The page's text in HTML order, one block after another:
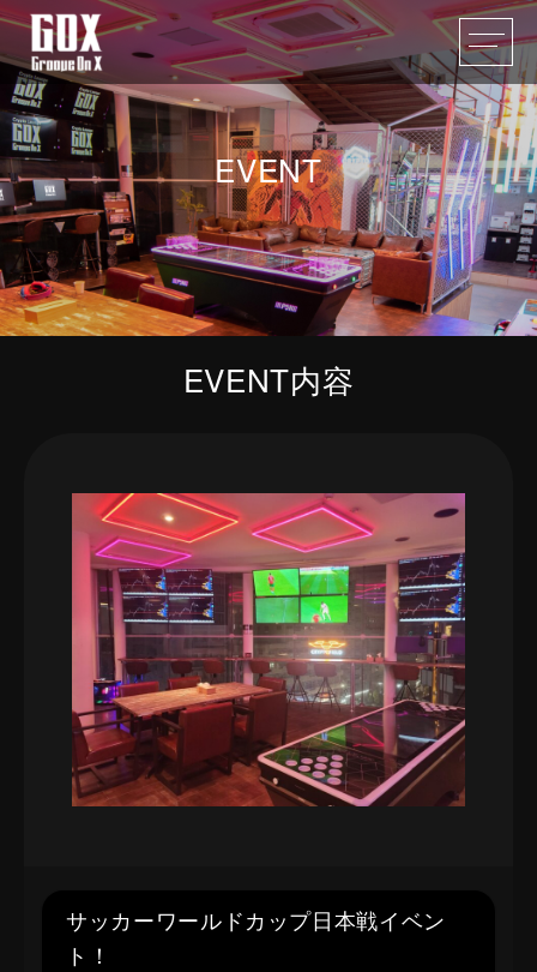
EVENT
EVENT内容
サッカーワールドカップ日本戦イベン
ト！